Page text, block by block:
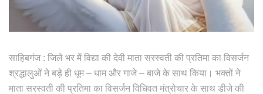
साहिबगंज : जिले भर में विद्या की देवी माता सरस्वती की प्रतिमा का विसर्जन
श्रद्धालुओं ने बड़े ही धूम – धाम और गाजे – बाजे के साथ किया। भक्तों ने
माता सरस्वती की प्रतिमा का विसर्जन विधिवत मंत्रोचार के साथ डीजे की